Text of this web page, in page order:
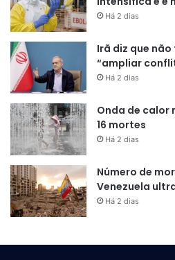
Há 2 dias
Irã diz que
“ampliar
Há 2 dias
Onda de calor
16 mortes
Há 2 dias
Número de
Venezuela
Há 2 dias